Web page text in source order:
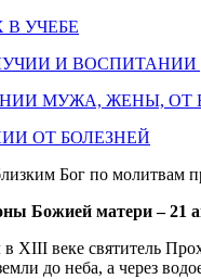
УЧЕБЕ
И ВОСПИТАНИИ
МУЖА, ЖЕНЫ, ОТ
ОТ БОЛЕЗНЕЙ
Бог по молитвам
Божией матери – 21
XIII веке святитель
до неба, а через